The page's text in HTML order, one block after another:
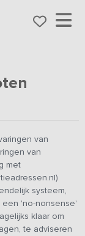
van
van
met
systeem,
een 'no-nonsense'
klaar om
te adviseren